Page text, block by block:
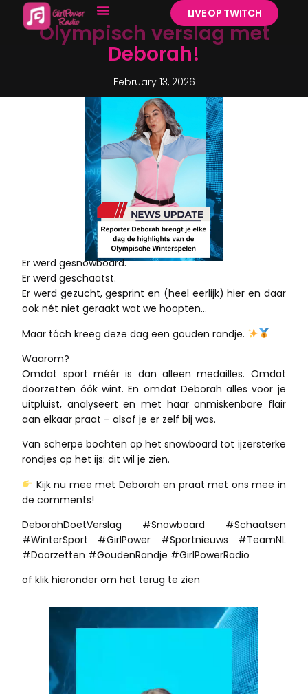
LIVE OP TWITCH
Olympisch verslag met
Deborah!
February 13, 2026
Er werd gesnowboard.
Er werd geschaatst.
Er werd gezucht, gesprint en (heel eerlijk) hier en daar
ook nét niet geraakt wat we hoopten…
Maar tóch kreeg deze dag een gouden randje.
Waarom?
Omdat sport méér is dan alleen medailles. Omdat
doorzetten óók wint. En omdat Deborah alles voor je
uitpluist, analyseert en met haar onmiskenbare flair
aan elkaar praat – alsof je er zelf bij was.
Van scherpe bochten op het snowboard tot ijzersterke
rondjes op het ijs: dit wil je zien.
Kijk nu mee met Deborah en praat met ons mee in
de comments!
DeborahDoetVerslag #Snowboard #Schaatsen
#WinterSport #GirlPower #Sportnieuws #TeamNL
#Doorzetten #GoudenRandje #GirlPowerRadio
of klik hieronder om het terug te zien